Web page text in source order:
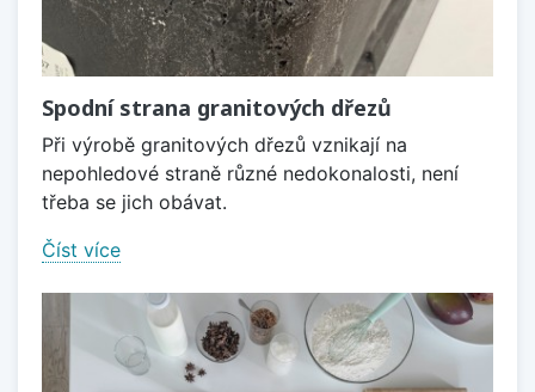
Spodní strana granitových dřezů
Při výrobě granitových dřezů vznikají na
nepohledové straně různé nedokonalosti, není
třeba se jich obávat.
Číst více